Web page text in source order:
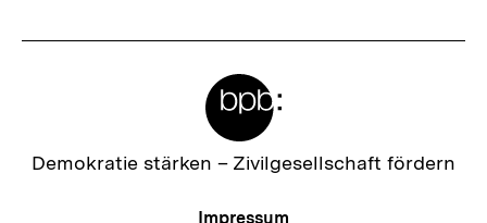
Zur
Demokratie stärken – Zivilgesellschaft fördern
Meta-
Impressum